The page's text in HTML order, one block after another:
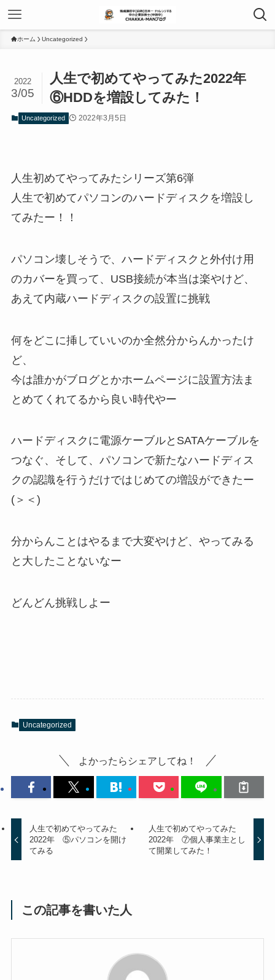
ホーム Uncategorized
人生で初めてやってみた2022年
⑥HDDを増設してみた！
2022
3/05
Uncategorized 2022年3月5日
人生初めてやってみたシリーズ第6弾
人生で初めてパソコンのハードディスクを増設し
てみたー！！
パソコン壊しそうで、ハードディスクと外付け用
のカバーを買って、USB接続が本当は楽やけど、
あえて内蔵ハードディスクの設置に挑戦
何をどこに挿していいのか全然分からんかったけ
ど、
今は誰かがブログとかホームページに設置方法ま
とめてくれてるから良い時代やー
ハードディスクに電源ケーブルとSATAケーブルを
つなぐ、そして、パソコンで新たなハードディス
クの認識を行うだけではじめての増設ができたー
(＞＜)
分からんことはやるまで大変やけど、やってみる
と大したことないなー
どんどん挑戦しよー
Uncategorized
よかったらシェアしてね！
人生で初めてやってみた
2022年 ⑤パソコンを開け
てみる
人生で初めてやってみた
2022年 ⑦個人事業主とし
て開業してみた！
この記事を書いた人